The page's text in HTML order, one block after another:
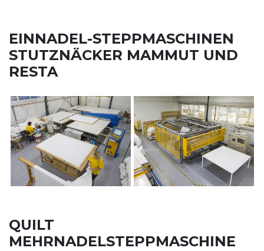
EINNADEL-STEPPMASCHINEN
STUTZNÄCKER MAMMUT UND
RESTA
QUILT
MEHRNADELSTEPPMASCHINE